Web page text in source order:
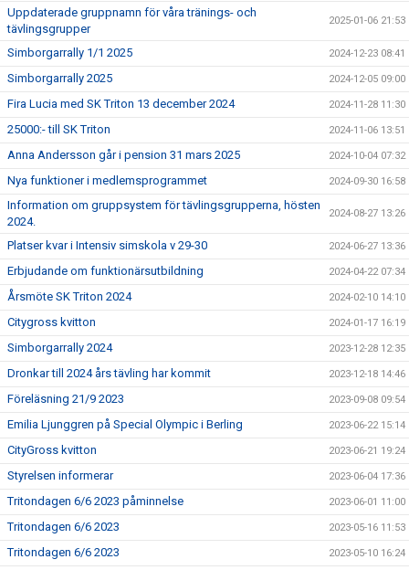
Uppdaterade gruppnamn för våra tränings- och
tävlingsgrupper
2025-01-06 21:53
Simborgarrally 1/1 2025 2024-12-23 08:41
Simborgarrally 2025 2024-12-05 09:00
Fira Lucia med SK Triton 13 december 2024 2024-11-28 11:30
25000:- till SK Triton 2024-11-06 13:51
Anna Andersson går i pension 31 mars 2025 2024-10-04 07:32
Nya funktioner i medlemsprogrammet 2024-09-30 16:58
Information om gruppsystem för tävlingsgrupperna, hösten
2024.
2024-08-27 13:26
Platser kvar i Intensiv simskola v 29-30 2024-06-27 13:36
Erbjudande om funktionärsutbildning 2024-04-22 07:34
Årsmöte SK Triton 2024 2024-02-10 14:10
Citygross kvitton 2024-01-17 16:19
Simborgarrally 2024 2023-12-28 12:35
Dronkar till 2024 års tävling har kommit 2023-12-18 14:46
Föreläsning 21/9 2023 2023-09-08 09:54
Emilia Ljunggren på Special Olympic i Berling 2023-06-22 15:14
CityGross kvitton 2023-06-21 19:24
Styrelsen informerar 2023-06-04 17:36
Tritondagen 6/6 2023 påminnelse 2023-06-01 11:00
Tritondagen 6/6 2023 2023-05-16 11:53
Tritondagen 6/6 2023 2023-05-10 16:24